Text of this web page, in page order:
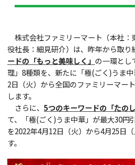
株式会社ファミリーマート（本社：
役社長：細見研介）は、昨年から取り
ードの「もっと美味しく」 の一環とし
理」8種類を、新たに「極(ごく)うま
2日（火）から全国のファミリーマー
します。
さらに、 5つのキーワードの「たの
て、「極(ごく)うま中華」が最大30円
を2022年4月12日（火）から4月25日
す。